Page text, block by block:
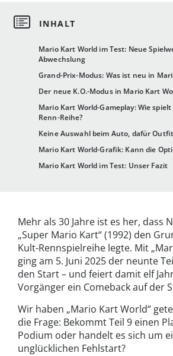
Mario Kart World im Test: Neue
Abwechslung
Grand-Prix-Modus: Was ist neu in
Der neue K.O.-Modus in Mario Kart
Mario Kart World-Gameplay: Wie
Renn-Reihe?
Keine Auswahl beim Auto, dafür
Mario Kart World-Grafik: Kann die
Mario Kart World im Test: Unser Fazit
Mehr als 30 Jahre ist es her, dass
„Super Mario Kart“ (1992) den
Kult-Rennspielreihe legte. Mit
ging am 5. Juni 2025 der neunte
den Start – und feiert damit elf
Vorgänger ein Comeback auf der
Wir haben „Mario Kart World“
die Frage: Bekommt Teil 9 einen
Podium oder handelt es sich um
unglücklichen Fehlstart?